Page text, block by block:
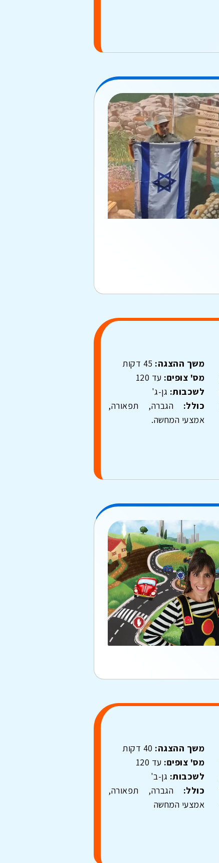
משך ההצגה:
מס' צופים: עד 120
לשכבות: גן-ג'
כולל: הגברה, תפאורה,
אמצעי המחשה.
משך ההצגה:
מס' צופים: עד 120
לשכבות: גן-ב'
כולל: הגברה, תפאורה,
אמצעי המחשה